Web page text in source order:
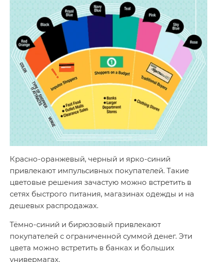
Красно-оранжевый, черный и ярко-синий
привлекают импульсивных покупателей. Такие
цветовые решения зачастую можно встретить в
сетях быстрого питания, магазинах одежды и на
дешевых распродажах.
Тёмно-синий и бирюзовый привлекают
покупателей с ограниченной суммой денег. Эти
цвета можно встретить в банках и больших
универмагах.